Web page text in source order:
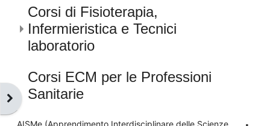
Apri il cassetto del blocco
Corsi di Fisioterapia,
Infermieristica e Tecnici
laboratorio
Corsi ECM per le Professioni
Sanitarie
AISMe (Apprendimento Interdisciplinare delle Scienze